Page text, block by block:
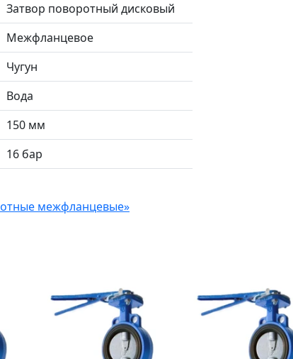
Затвор поворотный дисковый
Межфланцевое
Чугун
Вода
150 мм
16 бар
межфланцевые»